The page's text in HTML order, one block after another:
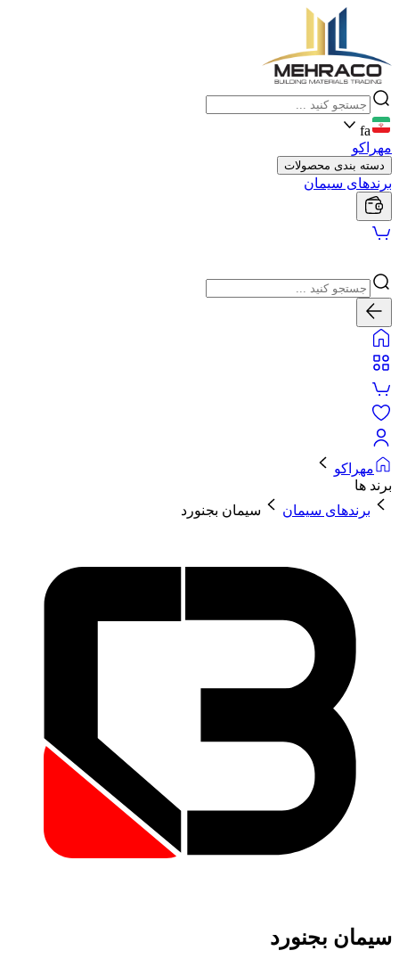
fa
مهراکو
دسته بندی محصولات
برندهای سیمان
مهراکو
برند ها
برندهای سیمان
سیمان بجنورد
سیمان بجنورد